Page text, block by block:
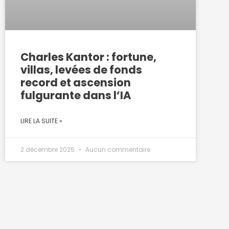
Charles Kantor : fortune,
villas, levées de fonds
record et ascension
fulgurante dans l’IA
LIRE LA SUITE »
2 décembre 2025 Aucun commentaire